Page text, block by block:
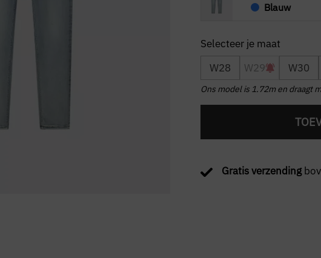
Blauw
W28 W29 W30
Ons model is 1.72m en draagt
Gratis verzending